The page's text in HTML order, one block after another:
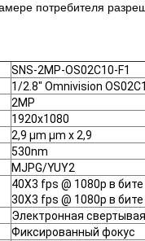
потребителя
SNS-2MP-OS02C10-F1
1/2.8" Omnivision
2MP
1920x1080
2,9 µm µm x 2,9
530nm
MJPG/YUY2
40X3 fps @ 1080p в бите
30X3 fps @ 1080p в
Электронная
Фиксированный фокус